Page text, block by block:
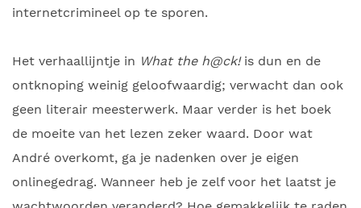
internetcrimineel op te sporen.
Het verhaallijntje in What the h@ck!is dun en de
ontknoping weinig geloofwaardig; verwacht dan ook
geen literair meesterwerk. Maar verder is het boek
de moeite van het lezen zeker waard. Door wat
André overkomt, ga je nadenken over je eigen
onlinegedrag. Wanneer heb je zelf voor het laatst je